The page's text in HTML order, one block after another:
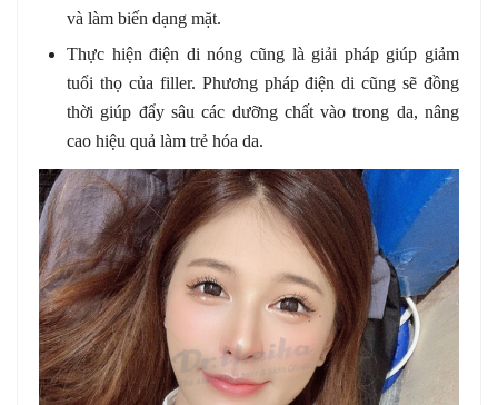
và làm biến dạng mặt.
Thực hiện điện di nóng cũng là giải pháp giúp giảm
tuổi thọ của filler. Phương pháp điện di cũng sẽ đồng
thời giúp đẩy sâu các dưỡng chất vào trong da, nâng
cao hiệu quả làm trẻ hóa da.